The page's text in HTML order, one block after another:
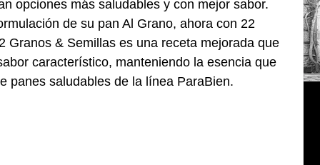
opciones más saludables y con mejor sabor.
de su pan Al Grano, ahora con 22
Granos & Semillas es una receta mejorada que
característico, manteniendo la esencia que
panes saludables de la línea ParaBien.